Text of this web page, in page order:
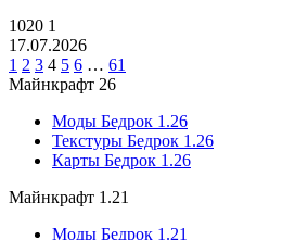
1020 1
17.07.2026
1 2 3 4 5 6 … 61
Майнкрафт 26
Моды Бедрок 1.26
Текстуры Бедрок 1.26
Карты Бедрок 1.26
Майнкрафт 1.21
Моды Бедрок 1.21